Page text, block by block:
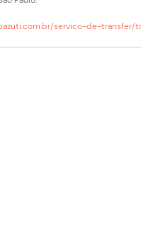
servico-de-transfer/